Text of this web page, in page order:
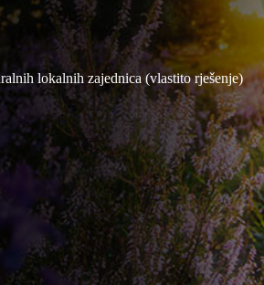
lokalnih zajednica (vlastito rješenje)